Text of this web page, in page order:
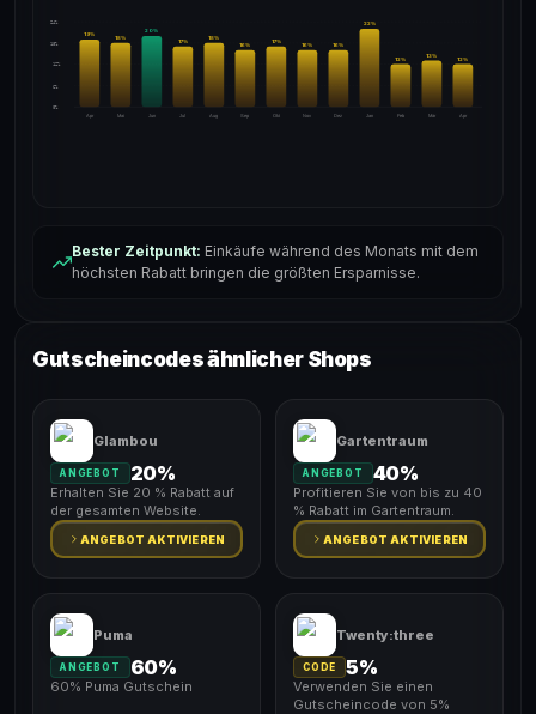
24%
18%
12%
6%
0%
Apr
19%
Mai
18%
Jun
20%
Jul
17%
Aug
18%
Sep
16%
Okt
17%
Nov
16%
Dez
16%
Jan
22%
Feb
12%
Mär
13%
Apr
12%
Bester Zeitpunkt: Einkäufe während des Monats mit dem
höchsten Rabatt bringen die größten Ersparnisse.
Gutscheincodes ähnlicher Shops
Glambou
ANGEBOT 20%
Erhalten Sie 20 % Rabatt auf
der gesamten Website.
ANGEBOT AKTIVIEREN
Gartentraum
ANGEBOT 40%
Profitieren Sie von bis zu 40
% Rabatt im Gartentraum.
ANGEBOT AKTIVIEREN
Puma
ANGEBOT 60%
60% Puma Gutschein
Twenty:three
CODE 5%
Verwenden Sie einen
Gutscheincode von 5%